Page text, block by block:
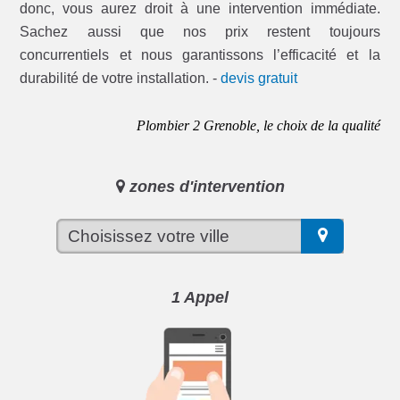
donc, vous aurez droit à une intervention immédiate.
Sachez aussi que nos prix restent toujours
concurrentiels et nous garantissons l’efficacité et la
durabilité de votre installation. -devis gratuit
Plombier 2 Grenoble, le choix de la qualité
zones d'intervention
1 Appel